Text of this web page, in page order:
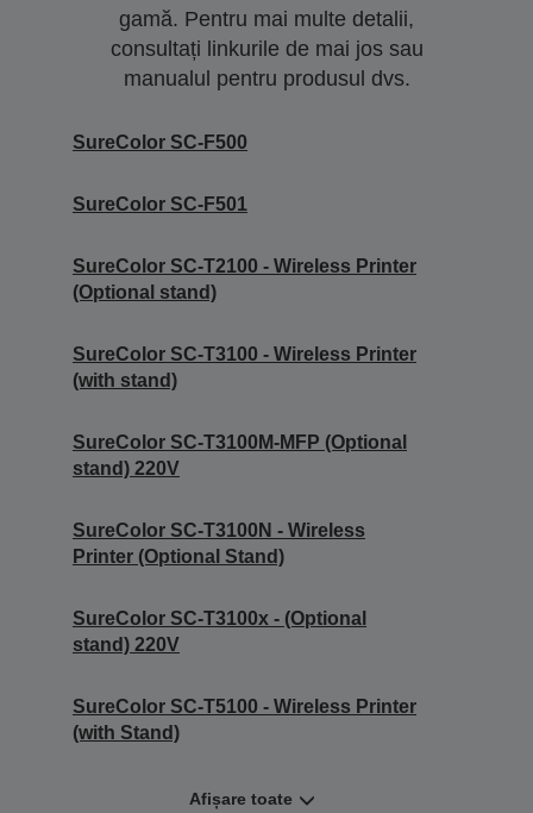
gamă. Pentru mai multe detalii,
consultați linkurile de mai jos sau
manualul pentru produsul dvs.
SureColor SC-F500
SureColor SC-F501
SureColor SC-T2100 - Wireless Printer
(Optional stand)
SureColor SC-T3100 - Wireless Printer
(with stand)
SureColor SC-T3100M-MFP (Optional
stand) 220V
SureColor SC-T3100N - Wireless
Printer (Optional Stand)
SureColor SC-T3100x - (Optional
stand) 220V
SureColor SC-T5100 - Wireless Printer
(with Stand)
Afișare toate